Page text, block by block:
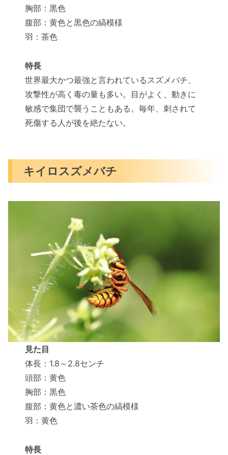
胸部：黒色
腹部：黄色と黒色の縞模様
羽：茶色
特長
世界最大かつ最強と言われているスズメバチ、
攻撃性が高く毒の量も多い。目がよく、動きに
敏感で集団で襲うこともある。毎年、刺されて
死傷する人が後を絶たない。
キイロスズメバチ
見た目
体長：1.8～2.8センチ
頭部：黄色
胸部：黒色
腹部：黄色と濃い茶色の縞模様
羽：黄色
特長